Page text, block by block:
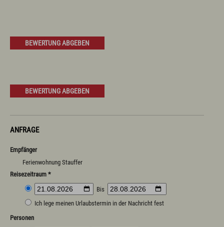
BEWERTUNG ABGEBEN
BEWERTUNG ABGEBEN
ANFRAGE
Empfänger
Ferienwohnung Stauffer
Reisezeitraum *
Bis
Ich lege meinen Urlaubstermin in der Nachricht fest
Personen